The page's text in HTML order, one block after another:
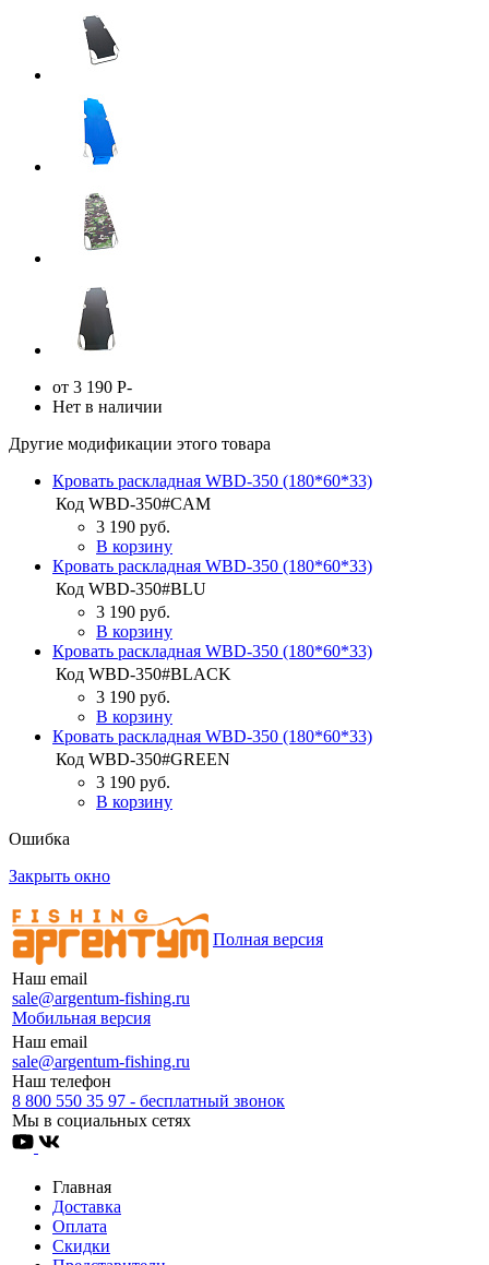
от 3 190 Р-
Нет в наличии
Другие модификации этого товара
Кровать раскладная WBD-350 (180*60*33)
Код WBD-350#CAM
3 190 руб.
В корзину
Кровать раскладная WBD-350 (180*60*33)
Код WBD-350#BLU
3 190 руб.
В корзину
Кровать раскладная WBD-350 (180*60*33)
Код WBD-350#BLACK
3 190 руб.
В корзину
Кровать раскладная WBD-350 (180*60*33)
Код WBD-350#GREEN
3 190 руб.
В корзину
Ошибка
Закрыть окно
Наш email
sale@argentum-fishing.ru
Мобильная версия
Полная версия
Наш email
sale@argentum-fishing.ru
Наш телефон
8 800 550 35 97 - бесплатный звонок
Мы в социальных сетях
Главная
Доставка
Оплата
Скидки